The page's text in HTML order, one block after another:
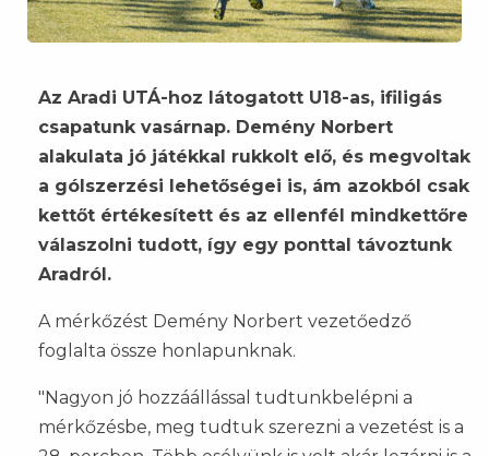
Az Aradi UTÁ-hoz látogatott U18-as, ifiligás
csapatunk vasárnap. Demény Norbert
alakulata jó játékkal rukkolt elő, és megvoltak
a gólszerzési lehetőségei is, ám azokból csak
kettőt értékesített és az ellenfél mindkettőre
válaszolni tudott, így egy ponttal távoztunk
Aradról.
A mérkőzést Demény Norbert vezetőedző
foglalta össze honlapunknak.
"Nagyon jó hozzáállással tudtunkbelépni a
mérkőzésbe, meg tudtuk szerezni a vezetést is a